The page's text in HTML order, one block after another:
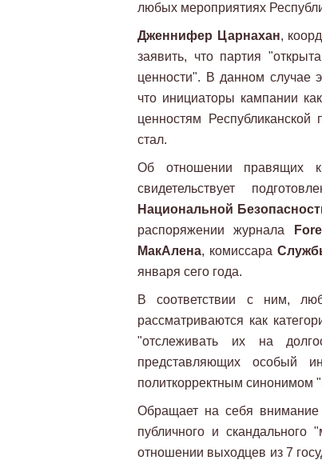
любых мероприятиях
Дженнифер Царнахан,
заявить, что партия
ценности". В данном случае
что инициаторы кампании
ценностям
стал.
Об отношении правящих
свидетельствует
Национальной
распоряжении журнала
МакАлена, комиссара
января сего года.
В соответствии с ним,
рассматриваются как
"отслеживать их на
представляющих особый
политкорректным синонимом
Обращает на себя внимание
публичного и скандального
отношении выходцев из 7